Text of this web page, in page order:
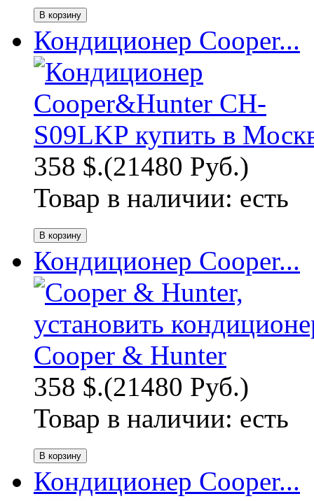
Кондиционер Cooper...
358 $.(21480 Руб.)
Товар в наличии: есть
Кондиционер Cooper...
358 $.(21480 Руб.)
Товар в наличии: есть
Кондиционер Cooper...